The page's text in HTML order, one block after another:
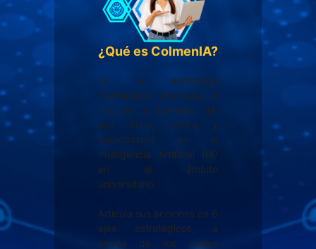
¿Qué es ColmenIA?
Es la estrategia
institucional orientada al
impulso y fomento del
uso ético, crítico y
responsable de la
Inteligencia Artificial (IA)
en el ámbito
universitario.
Articula sus acciones en 6
ejes estratégicos, a
través de los cuales